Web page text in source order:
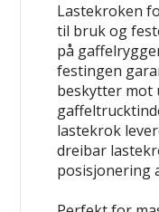
Lastekroken
til bruk og
på
festingen
beskytter mot
lastekrok
dreibar
posisjonering